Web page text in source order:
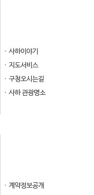
사하이야기
지도서비스
구청오시는길
사하 관광명소
계약정보공개